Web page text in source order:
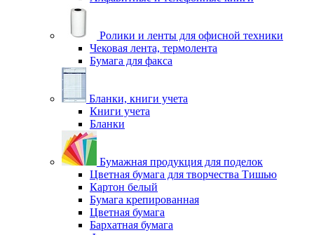
Ролики и ленты для офисной техники
Чековая лента, термолента
Бумага для факса
Бланки, книги учета
Книги учета
Бланки
Бумажная продукция для поделок
Цветная бумага для творчества Тишью
Картон белый
Бумага крепированная
Цветная бумага
Бархатная бумага